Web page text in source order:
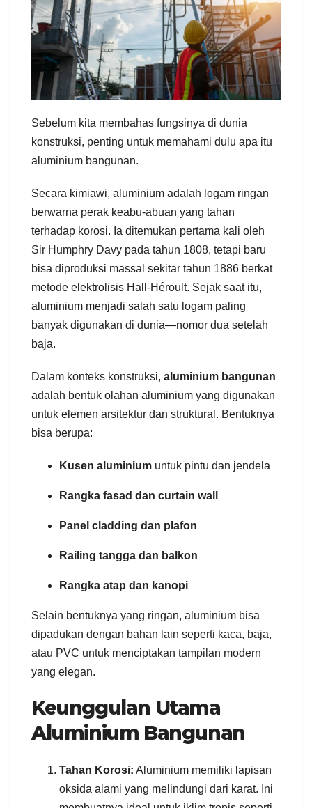
Sebelum kita membahas fungsinya di dunia
konstruksi, penting untuk memahami dulu apa itu
aluminium bangunan.
Secara kimiawi, aluminium adalah logam ringan
berwarna perak keabu-abuan yang tahan
terhadap korosi. Ia ditemukan pertama kali oleh
Sir Humphry Davy pada tahun 1808, tetapi baru
bisa diproduksi massal sekitar tahun 1886 berkat
metode elektrolisis Hall-Héroult. Sejak saat itu,
aluminium menjadi salah satu logam paling
banyak digunakan di dunia—nomor dua setelah
baja.
Dalam konteks konstruksi, aluminium bangunan
adalah bentuk olahan aluminium yang digunakan
untuk elemen arsitektur dan struktural. Bentuknya
bisa berupa:
Kusen aluminium untuk pintu dan jendela
Rangka fasad dan curtain wall
Panel cladding dan plafon
Railing tangga dan balkon
Rangka atap dan kanopi
Selain bentuknya yang ringan, aluminium bisa
dipadukan dengan bahan lain seperti kaca, baja,
atau PVC untuk menciptakan tampilan modern
yang elegan.
Keunggulan Utama
Aluminium Bangunan
Tahan Korosi: Aluminium memiliki lapisan
oksida alami yang melindungi dari karat. Ini